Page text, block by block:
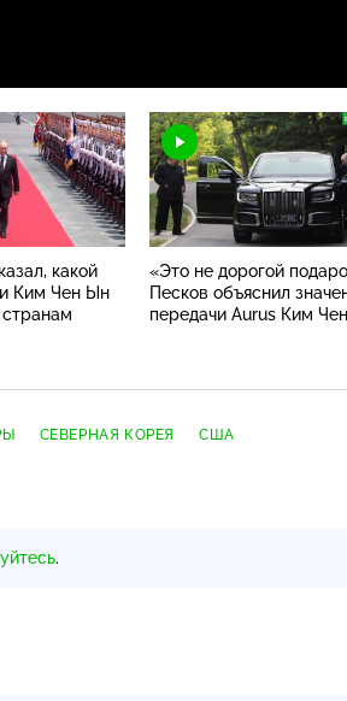
какой
Ким Чен Ын
«Это не дорогой
Песков объяснил
передачи Aurus Ким
СЕВЕРНАЯ КОРЕЯ США
.